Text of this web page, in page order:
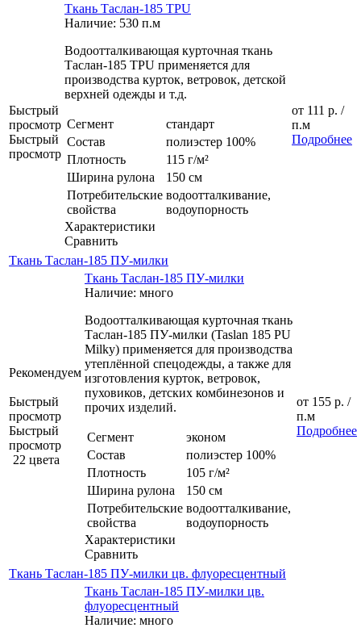
Быстрый
просмотр
Быстрый
просмотр
Ткань Таслан-185 TPU
Наличие: 530 п.м
Водоотталкивающая курточная ткань
Таслан-185 TPU применяется для
производства курток, ветровок, детской
верхней одежды и т.д.
Сегмент
стандарт
Состав
полиэстер 100%
Плотность
115 г/м²
Ширина рулона
150 см
Потребительские
свойства
водоотталкивание,
водоупорность
Характеристики
Сравнить
от 111 р. /
п.м
Подробнее
Ткань Таслан-185 ПУ-милки
Рекомендуем
Быстрый
просмотр
Быстрый
просмотр
22 цвета
Ткань Таслан-185 ПУ-милки
Наличие: много
Водоотталкивающая курточная ткань
Таслан-185 ПУ-милки (Taslan 185 PU
Milky) применяется для производства
утеплённой спецодежды, а также для
изготовления курток, ветровок,
пуховиков, детских комбинезонов и
прочих изделий.
Сегмент
эконом
Состав
полиэстер 100%
Плотность
105 г/м²
Ширина рулона
150 см
Потребительские
свойства
водоотталкивание,
водоупорность
Характеристики
Сравнить
от 155 р. /
п.м
Подробнее
Ткань Таслан-185 ПУ-милки цв. флуоресцентный
Ткань Таслан-185 ПУ-милки цв.
флуоресцентный
Наличие: много